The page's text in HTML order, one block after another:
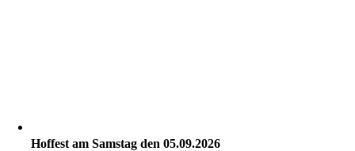
Hoffest am Samstag den 05.09.2026